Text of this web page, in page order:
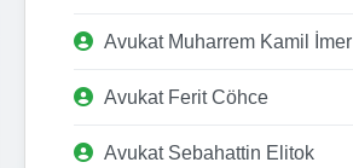
Avukat Muharrem Kamil İmer
Avukat Ferit Cöhce
Avukat Sebahattin Elitok